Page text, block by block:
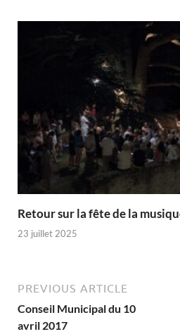
Retour sur la fête de la
23 juillet 2025
PREVIOUS ARTICLE
Conseil Municipal du 10
avril 2017